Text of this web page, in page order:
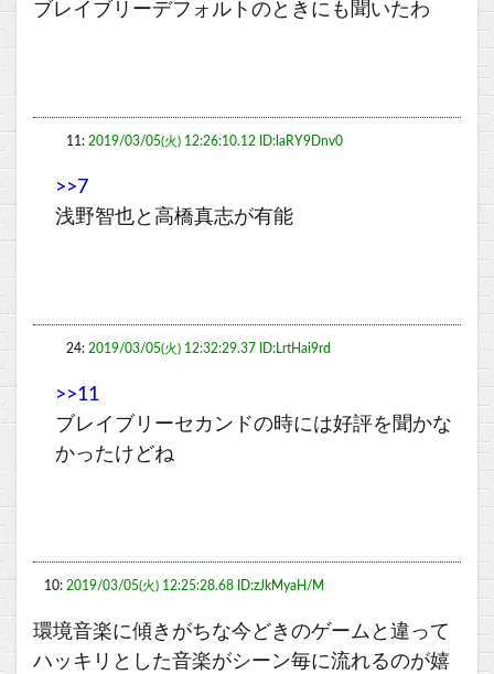
ブレイブリーデフォルトのときにも聞いたわ
11: 2019/03/05(火) 12:26:10.12 ID:laRY9Dnv0
>>7
浅野智也と高橋真志が有能
24: 2019/03/05(火) 12:32:29.37 ID:LrtHai9rd
>>11
ブレイブリーセカンドの時には好評を聞かな
かったけどね
10: 2019/03/05(火) 12:25:28.68 ID:zJkMyaH/M
環境音楽に傾きがちな今どきのゲームと違って
ハッキリとした音楽がシーン毎に流れるのが嬉